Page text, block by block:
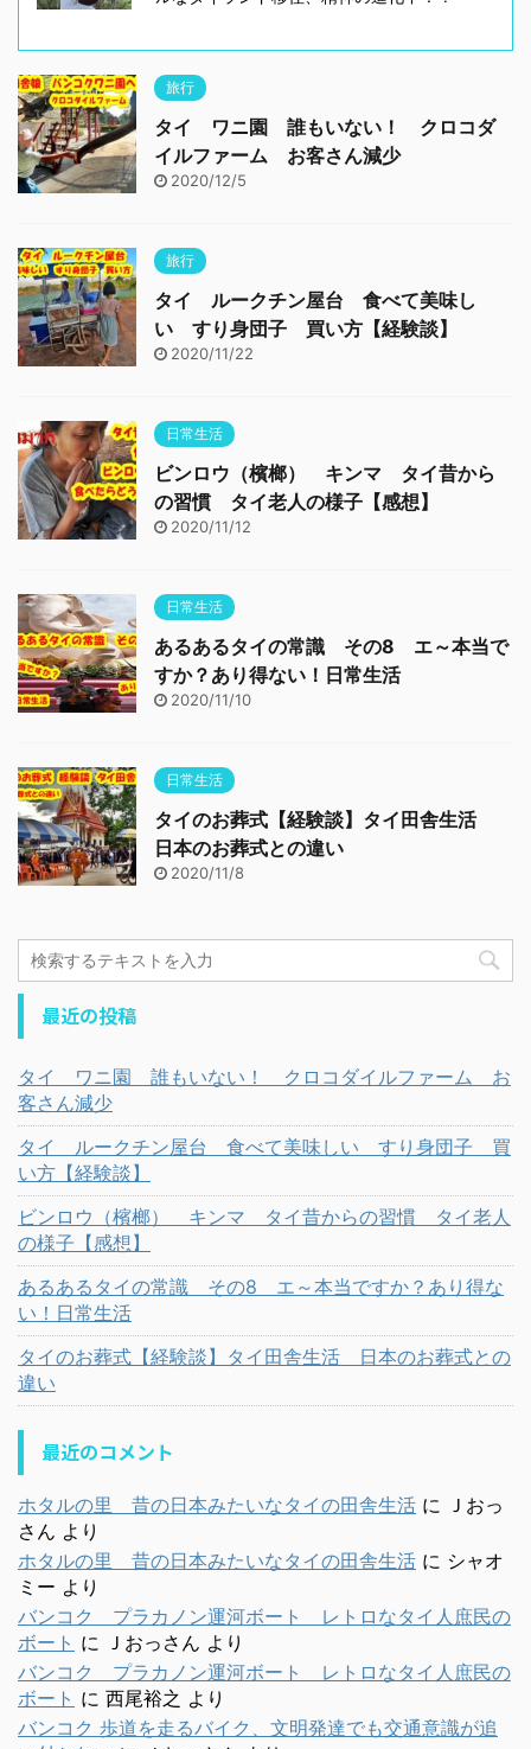
旅行
タイ ワニ園 誰もいない！ クロコダ
イルファーム お客さん減少
2020/12/5
旅行
タイ ルークチン屋台 食べて美味し
い すり身団子 買い方【経験談】
2020/11/22
日常生活
ビンロウ（檳榔） キンマ タイ昔から
の習慣 タイ老人の様子【感想】
2020/11/12
日常生活
あるあるタイの常識 その8 エ～本当で
すか？あり得ない！日常生活
2020/11/10
日常生活
タイのお葬式【経験談】タイ田舎生活
日本のお葬式との違い
2020/11/8
最近の投稿
タイ ワニ園 誰もいない！ クロコダイルファーム お
客さん減少
タイ ルークチン屋台 食べて美味しい すり身団子 買
い方【経験談】
ビンロウ（檳榔） キンマ タイ昔からの習慣 タイ老人
の様子【感想】
あるあるタイの常識 その8 エ～本当ですか？あり得な
い！日常生活
タイのお葬式【経験談】タイ田舎生活 日本のお葬式との
違い
最近のコメント
ホタルの里 昔の日本みたいなタイの田舎生活 に Ｊおっ
さん より
ホタルの里 昔の日本みたいなタイの田舎生活 に シャオ
ミー より
バンコク プラカノン運河ボート レトロなタイ人庶民の
ボート に Ｊおっさん より
バンコク プラカノン運河ボート レトロなタイ人庶民の
ボート に 西尾裕之 より
バンコク 歩道を走るバイク、文明発達でも交通意識が追